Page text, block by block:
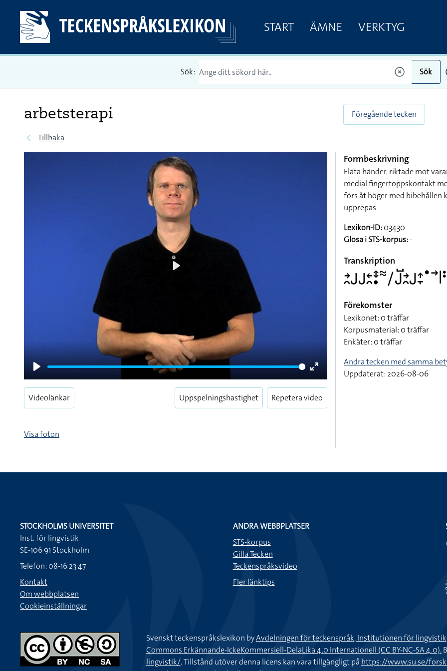
START ÄMNE VERKTYG
Sök: Sök
arbetsterapi
Tillbaka
Föregående tecken
Play
Enter
fullscreen
Videolänkar Uppspelningshastighet Repetera video
Visa foton
Formbeskrivning
Flata händer, riktade mot
medial fingertoppskontakt
förs åt höger med bibehållen
upprepas
Lexikon-ID:03430
Glosa i STS-korpus:-
Transkription
􌥔􌥘􌤢􌤢􌥓􌥘􌥥􌥡􌦇􌥠􌤢􌤹􌥔􌥘􌤢􌤴􌥙􌤟􌥣􌥼􌥻
Förekomster
Lexikonet: 0 träffar
Korpusmaterial: 0 träffar
Enkäter: 0 träffar
Andra tecken med samma
Uppdaterat: 2026-08-06
STOCKHOLMS UNIVERSITET
Inst. för lingvistik
SE-106 91 Stockholm
Telefon: 08-16 23 47
Kontakt
Om webbplatsen
Cookieinställningar
ANDRA WEBBPLATSER
STS-korpus
Gilla Tecken
Teckenspråksvideo
Fler länktips
Svenskt teckenspråkslexikon byAvdelningen för teckenspråk, Institutionen för
Commons Erkännande-IckeKommersiell-DelaLika 4.0 Internationell (CC BY-NC-SA 4.0).
lingvistik/. Tillstånd utöver denna licens kan vara tillgängligt på https://www.su.se/